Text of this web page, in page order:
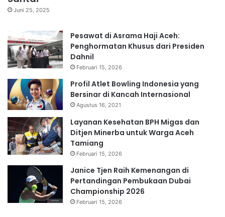
Juni 25, 2025
Pesawat di Asrama Haji Aceh:
Penghormatan Khusus dari Presiden
Dahnil
Februari 15, 2026
Profil Atlet Bowling Indonesia yang
Bersinar di Kancah Internasional
Agustus 16, 2021
Layanan Kesehatan BPH Migas dan
Ditjen Minerba untuk Warga Aceh
Tamiang
Februari 15, 2026
Janice Tjen Raih Kemenangan di
Pertandingan Pembukaan Dubai
Championship 2026
Februari 15, 2026